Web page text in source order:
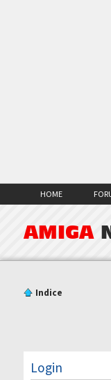
HOME
AMIGA
Indice
Login